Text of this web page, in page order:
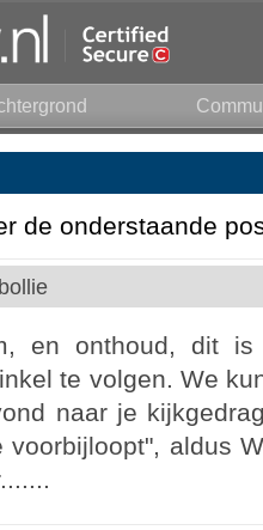
de onderstaande
bollie
en onthoud, dit is
te volgen. We
naar je
voorbijloopt", aldus